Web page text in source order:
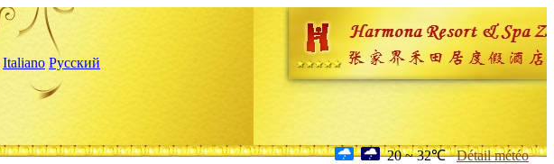
Italiano Русский
20 ~ 32℃ Détail météo